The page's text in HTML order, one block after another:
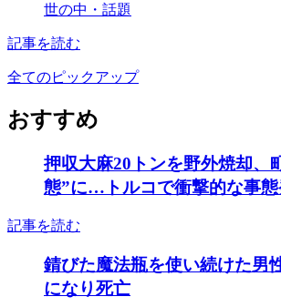
世の中・話題
記事を読む
全てのピックアップ
おすすめ
押収大麻20トンを野外焼却、
態”に…トルコで衝撃的な事
記事を読む
錆びた魔法瓶を使い続けた男
になり死亡